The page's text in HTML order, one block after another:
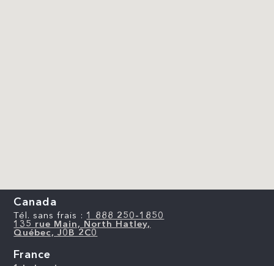
Canada
Tél. sans frais : 1 888 250-1850
135 rue Main, North Hatley,
Québec, J0B 2C0
France